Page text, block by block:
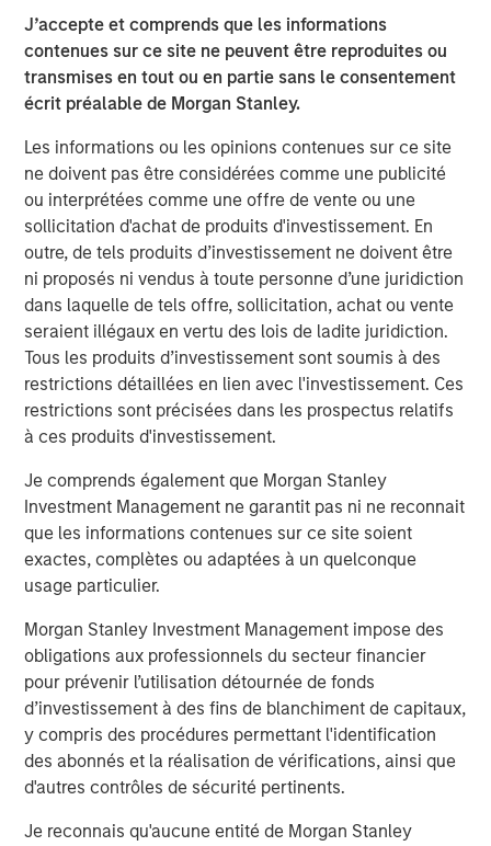
J’accepte et comprends que les informations
contenues sur ce site ne peuvent être reproduites ou
transmises en tout ou en partie sans le consentement
écrit préalable de Morgan Stanley.
Les informations ou les opinions contenues sur ce site
ne doivent pas être considérées comme une publicité
ou interprétées comme une offre de vente ou une
sollicitation d'achat de produits d'investissement. En
outre, de tels produits d’investissement ne doivent être
ni proposés ni vendus à toute personne d’une juridiction
dans laquelle de tels offre, sollicitation, achat ou vente
seraient illégaux en vertu des lois de ladite juridiction.
Tous les produits d’investissement sont soumis à des
restrictions détaillées en lien avec l'investissement. Ces
restrictions sont précisées dans les prospectus relatifs
à ces produits d'investissement.
Je comprends également que Morgan Stanley
Investment Management ne garantit pas ni ne reconnait
que les informations contenues sur ce site soient
exactes, complètes ou adaptées à un quelconque
usage particulier.
Morgan Stanley Investment Management impose des
obligations aux professionnels du secteur financier
pour prévenir l’utilisation détournée de fonds
d’investissement à des fins de blanchiment de capitaux,
y compris des procédures permettant l'identification
des abonnés et la réalisation de vérifications, ainsi que
d'autres contrôles de sécurité pertinents.
Je reconnais qu'aucune entité de Morgan Stanley
Commenting on the investment, Pedro Teixeira, Managing
Director of Morgan Stanley and Co-Head of MSTV, said:
“We are excited to begin our partnership with Clip after
in leveraging new technologies to drive financial
inclusion in Mexico. We are delighted to partner with
Adolfo and the Clip team to support the rapid, strategic
growth of the business. Clip has a deeply experienced
and passionate management team, a unique culture
focused on delivering a differentiated customer
experience and a strong track record of performance. We
look forward to its continued momentum in
democratizing payments."
MSTV and the leading West-Coast mutual fund manager
join Clip’s premier list of investors which include General
America Fund, Viking Global Investors, Dalus Capital,
Banorte, Televisa, Visa, Amex Ventures, Angel Ventures
Mexico and Endeavor Catalyst, among others.
About Clip
Clip is the leading commerce and digital payments
platform that is empowering businesses in Mexico to
interact and transact with its consumers more effectively
through innovative technologies, best-in-class customer
service, and the ability to accept all payment methods
digitally. The company has offices in Mexico City and
Buenos Aires.
For more information, please visit www.payclip.com